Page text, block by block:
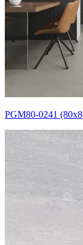
PGM80-0241